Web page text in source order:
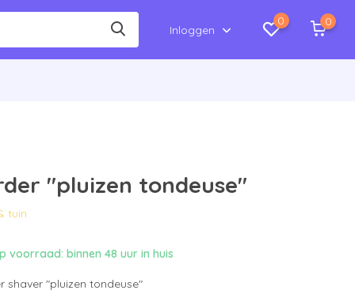
Inloggen
0 0
"pluizen tondeuse"
tuin
voorraad: binnen 48 uur in huis
shaver "pluizen tondeuse"